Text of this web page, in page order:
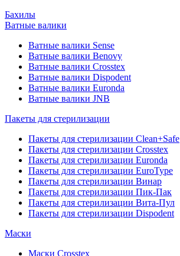
Бахилы
Ватные валики
Ватные валики Sense
Ватные валики Benovy
Ватные валики Crosstex
Ватные валики Dispodent
Ватные валики Euronda
Ватные валики JNB
Пакеты для стерилизации
Пакеты для стерилизации Clean+Safe
Пакеты для стерилизации Crosstex
Пакеты для стерилизации Euronda
Пакеты для стерилизации EuroType
Пакеты для стерилизации Винар
Пакеты для стерилизации Пик-Пак
Пакеты для стерилизации Вита-Пул
Пакеты для стерилизации Dispodent
Маски
Маски Crosstex